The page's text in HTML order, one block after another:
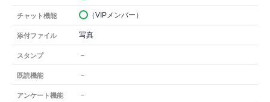
チャット機能 （VIPメンバー）
添付ファイル 写真
スタンプ －
既読機能 －
アンケート機能 －